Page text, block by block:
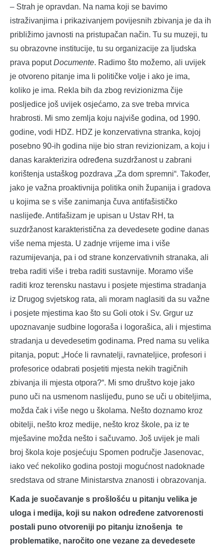
– Strah je opravdan. Na nama koji se bavimo
istraživanjima i prikazivanjem povijesnih zbivanja je da ih
približimo javnosti na pristupačan način. Tu su muzeji, tu
su obrazovne institucije, tu su organizacije za ljudska
prava poputDocumente. Radimo što možemo, ali uvijek
je otvoreno pitanje ima li političke volje i ako je ima,
koliko je ima. Rekla bih da zbog revizionizma čije
posljedice još uvijek osjećamo, za sve treba mrvica
hrabrosti. Mi smo zemlja koju najviše godina, od 1990.
godine, vodi HDZ. HDZ je konzervativna stranka, kojoj
posebno 90-ih godina nije bio stran revizionizam, a koju i
danas karakterizira određena suzdržanost u zabrani
korištenja ustaškog pozdrava „Za dom spremni“. Također,
jako je važna proaktivnija politika onih županija i gradova
u kojima se s više zanimanja čuva antifašističko
naslijeđe. Antifašizam je upisan u Ustav RH, ta
suzdržanost karakteristična za devedesete godine danas
više nema mjesta. U zadnje vrijeme ima i više
razumijevanja, pa i od strane konzervativnih stranaka, ali
treba raditi više i treba raditi sustavnije. Moramo više
raditi kroz terensku nastavu i posjete mjestima stradanja
iz Drugog svjetskog rata, ali moram naglasiti da su važne
i posjete mjestima kao što su Goli otok i Sv. Grgur uz
upoznavanje sudbine logoraša i logorašica, ali i mjestima
stradanja u devedesetim godinama. Pred nama su velika
pitanja, poput: „Hoće li ravnatelji, ravnateljice, profesori i
profesorice odabrati posjetiti mjesta nekih tragičnih
zbivanja ili mjesta otpora?“. Mi smo društvo koje jako
puno uči na usmenom naslijeđu, puno se uči u obiteljima,
možda čak i više nego u školama. Nešto doznamo kroz
obitelji, nešto kroz medije, nešto kroz škole, pa iz te
mješavine možda nešto i sačuvamo. Još uvijek je mali
broj škola koje posjećuju Spomen područje Jasenovac,
iako već nekoliko godina postoji mogućnost nadoknade
sredstava od strane Ministarstva znanosti i obrazovanja.
Kada je suočavanje s prošlošću u pitanju velika je
uloga i medija, koji su nakon određene zatvorenosti
postali puno otvoreniji po pitanju iznošenja te
problematike, naročito one vezane za devedesete